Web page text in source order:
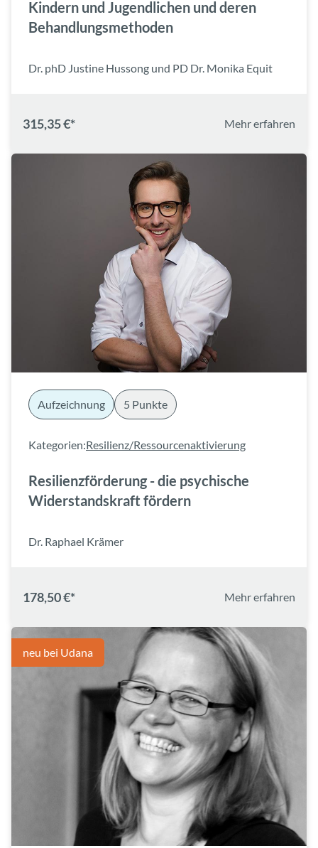
Kindern und Jugendlichen und deren
Behandlungsmethoden
Dr. phD Justine Hussong und PD Dr. Monika Equit
315,35 €* Mehr erfahren
Aufzeichnung 5 Punkte
Kategorien:Resilienz/Ressourcenaktivierung
Resilienzförderung - die psychische
Widerstandskraft fördern
Dr. Raphael Krämer
178,50 €* Mehr erfahren
neu bei Udana